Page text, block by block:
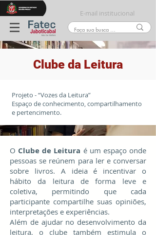
E-mail institucional
Clube da Leitura
Projeto - “Vozes da Leitura”
Espaço de conhecimento, compartilhamento
e pertencimento.
O Clube de Leitura é um espaço onde
pessoas se reúnem para ler e conversar
sobre livros. A ideia é incentivar o
hábito da leitura de forma leve e
coletiva, permitindo que cada
participante compartilhe suas opiniões,
interpretações e experiências.
Além de ajudar no desenvolvimento da
leitura, o clube também estimula o